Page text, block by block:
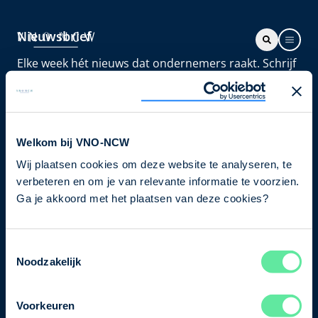
Welkom bij VNO-NCW
Wij plaatsen cookies om deze website te analyseren, te
verbeteren en om je van relevante informatie te voorzien.
Ga je akkoord met het plaatsen van deze cookies?
Noodzakelijk
Voorkeuren
Nieuwsbrief
Elke week hét nieuws dat ondernemers raakt. Schrijf
je nu in voor de VNO-NCW nieuwsbrief.
Schrijf je in
Direct naar
Ons verhaal
Bezuidenhoutseweg 12
T+31 70 349 03 49